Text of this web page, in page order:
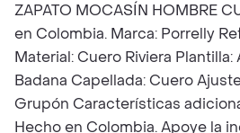
ZAPATO MOCASÍN HOMBRE
en Colombia. Marca: Porrelly
Material: Cuero Riviera Plantilla:
Badana Capellada: Cuero
Grupón Características
Hecho en Colombia. Apoye la